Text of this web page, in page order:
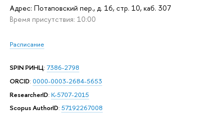
Адрес: Потаповский пер., д. 16, стр. 10, каб. 307
Время присутствия: 10:00
Расписание
SPIN РИНЦ: 7386-2798
ORCID: 0000-0003-2684-5653
ResearcherID: K-5707-2015
Scopus AuthorID: 57192267008